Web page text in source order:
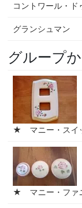
コントワール・ド
グランシュマン
グループ
★ マニー・スイ
★ マニー・ファ